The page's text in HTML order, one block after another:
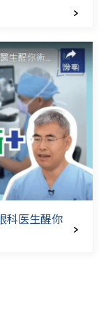
科医生醒你